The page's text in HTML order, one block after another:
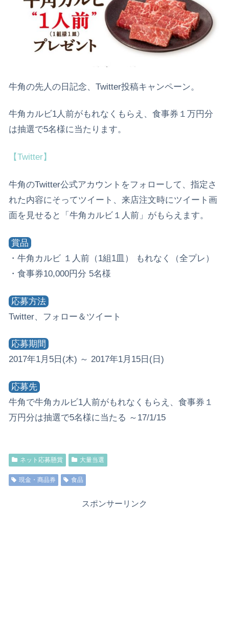
牛角の先人の日記念、Twitter投稿キャンペーン。
牛角カルビ1人前がもれなくもらえ、食事券１万円分
は抽選で5名様に当たります。
【Twitter】
牛角のTwitter公式アカウントをフォローして、指定さ
れた内容にそってツイート、来店注文時にツイート画
面を見せると「牛角カルビ１人前」がもらえます。
賞品
・牛角カルビ １人前（1組1皿） もれなく（全プレ）
・食事券10,000円分 5名様
応募方法
Twitter、フォロー＆ツイート
応募期間
2017年1月5日(木) ～ 2017年1月15日(日)
応募先
牛角で牛角カルビ1人前がもれなくもらえ、食事券１
万円分は抽選で5名様に当たる ～17/1/15
ネット応募懸賞 大量当選
現金・商品券 食品
スポンサーリンク